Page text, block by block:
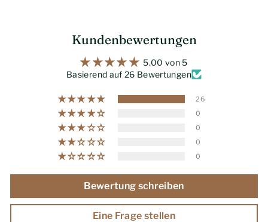
Kundenbewertungen
5.00 von 5
Basierend auf 26 Bewertungen
26
0
0
0
0
Bewertung schreiben
Eine Frage stellen